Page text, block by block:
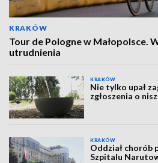
KRAKÓW
Tour de Pologne w Małopolsce.
utrudnienia
KRAKÓW
Nie tylko upał
zgłoszenia o
KRAKÓW
Oddział chorób
Szpitalu